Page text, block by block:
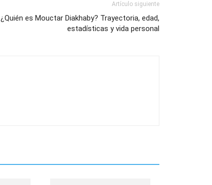
Artículo siguiente
¿Quién es Mouctar Diakhaby? Trayectoria, edad,
estadísticas y vida personal